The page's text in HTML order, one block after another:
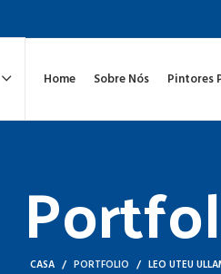
Home Sobre Nós Pintores
CASA PORTFOLIO LEO UTEU